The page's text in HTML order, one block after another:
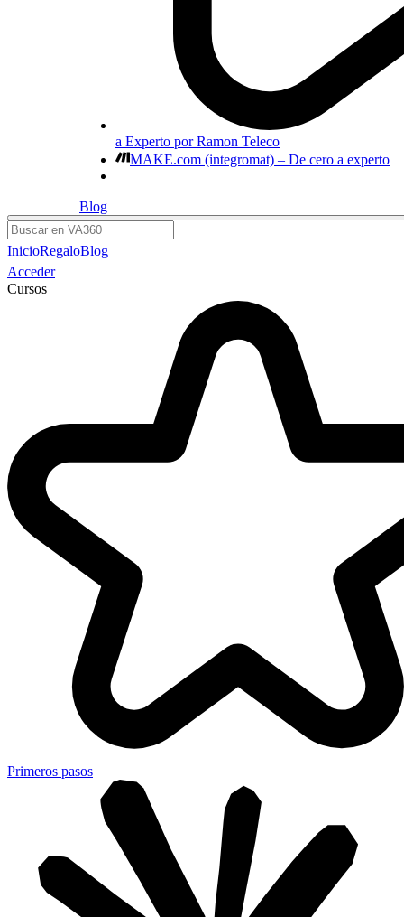
a Experto por Ramon Teleco
MAKE.com (integromat) – De cero a experto
Blog
Buscar
InicioRegaloBlog
Acceder
Cursos
Primeros pasos